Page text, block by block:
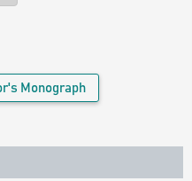
Monograph